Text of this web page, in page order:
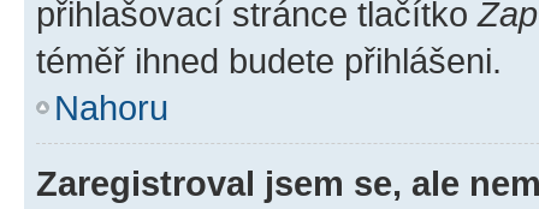
přihlašovací stránce tlačítko
téměř ihned budete přihlášeni.
Nahoru
Zaregistroval jsem se, ale